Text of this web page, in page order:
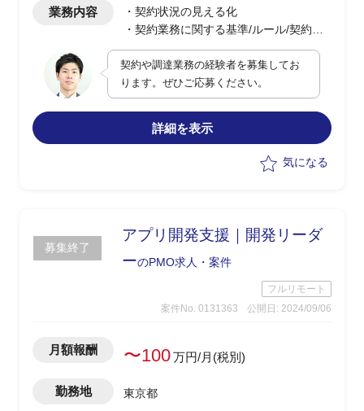
業務内容
・契約状況の見える化
・契約業務に関する基準/ルール/契約締
結に至るまでのフロー整理
・エンドユーザーへの情報ポータルペー
ジ（Sharepointo）を作成しての情報公
開
・エンドユーザー向けの周知活動資料の
・ソリューションへのPDF化した資料の
契約や調達業務の経験者を募集してお
ります。ぜひご応募ください。
詳細を表示
気になる
募集終了
アプリ開発支援｜開発リーダ
ーのPMO求人・案件
フルリモート
案件No. 0131363
公開日: 2024/09/06
月額報酬 〜100万円/月(税別)
勤務地 東京都